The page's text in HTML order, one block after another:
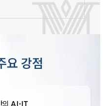
요 강점
의 AI·IT